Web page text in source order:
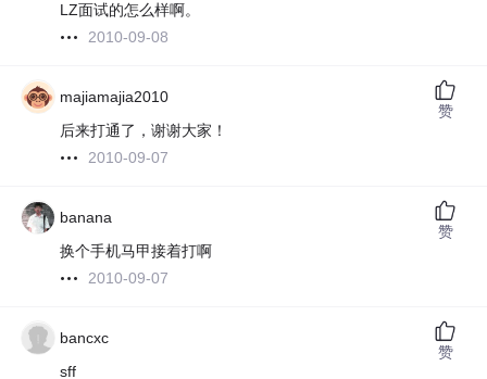
LZ面试的怎么样啊。
2010-09-08
majiamajia2010
后来打通了，谢谢大家！
2010-09-07
赞
banana
换个手机马甲接着打啊
2010-09-07
赞
bancxc
sff
赞